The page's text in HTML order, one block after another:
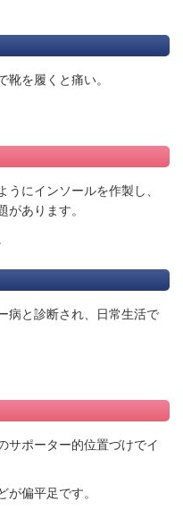
靴を履くと痛い。
にインソールを作製し、
があります。
病と診断され、日常生活で
サポーター的位置づけでイ
が偏平足です。